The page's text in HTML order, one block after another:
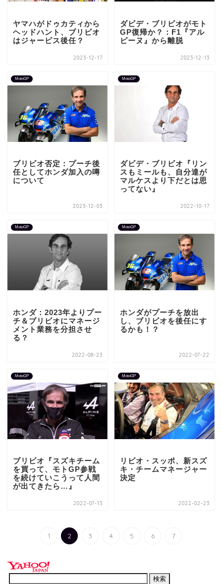
ヤマハがドゥカティから
ヘッドハント、ブリビオ
はジャービス後任？
2023-12-17
ダビデ・ブリビオがモト
GP復帰か？：F1『アル
ピーヌ』から離脱
2023-12-13
MotoGP
ブリビオ否定：プーチ後
任としてホンダ加入の噂
について
2023-12-03
MotoGP
ダビデ・ブリビオ『リン
スもミールも、自分達が
マルケスより下だとは思
ってない』
2022-10-17
MotoGP
ホンダ：2023年よりプー
チ＆ブリビオにマネージ
メント業務を分担させ
る？
2022-08-23
MotoGP
ホンダがプーチを放出
し、ブリビオを後任にす
るかも！？
2022-07-22
MotoGP
ブリビオ『スズキチーム
を買って、モトGP参戦
を続けていこうって人間
が出てきたら…』
2022-07-13
MotoGP
リビオ・スッポ、新スズ
キ・チームマネージャー
決定
2022-02-23
1 2 3 4 5 6 7